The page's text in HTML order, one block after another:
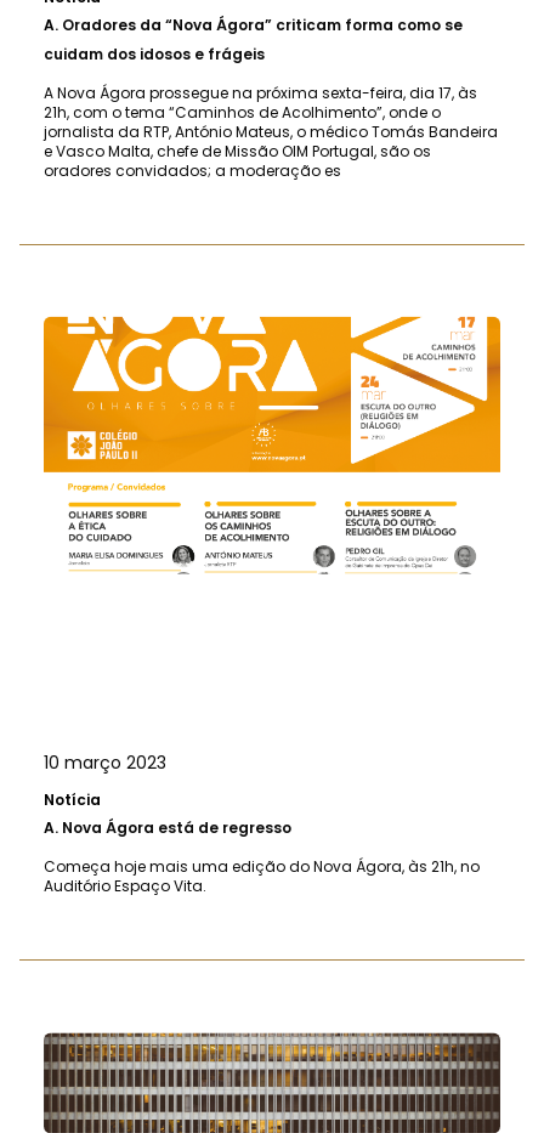
A. Oradores da “Nova Ágora” criticam forma como se
cuidam dos idosos e frágeis
A Nova Ágora prossegue na próxima sexta-feira, dia 17, às
21h, com o tema “Caminhos de Acolhimento”, onde o
jornalista da RTP, António Mateus, o médico Tomás Bandeira
e Vasco Malta, chefe de Missão OIM Portugal, são os
oradores convidados; a moderação es
10 março 2023
Notícia
A. Nova Ágora está de regresso
Começa hoje mais uma edição do Nova Ágora, às 21h, no
Auditório Espaço Vita.